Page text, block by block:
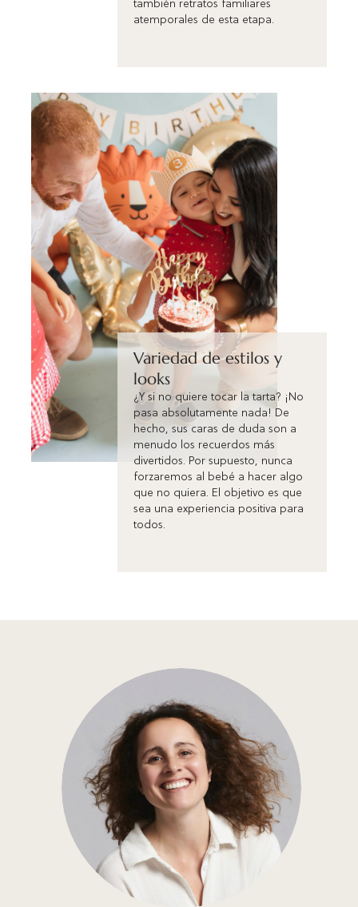
también retratos familiares
atemporales de esta etapa.
Variedad de estilos y
looks
¿Y si no quiere tocar la tarta? ¡No
pasa absolutamente nada! De
hecho, sus caras de duda son a
menudo los recuerdos más
divertidos. Por supuesto, nunca
forzaremos al bebé a hacer algo
que no quiera. El objetivo es que
sea una experiencia positiva para
todos.